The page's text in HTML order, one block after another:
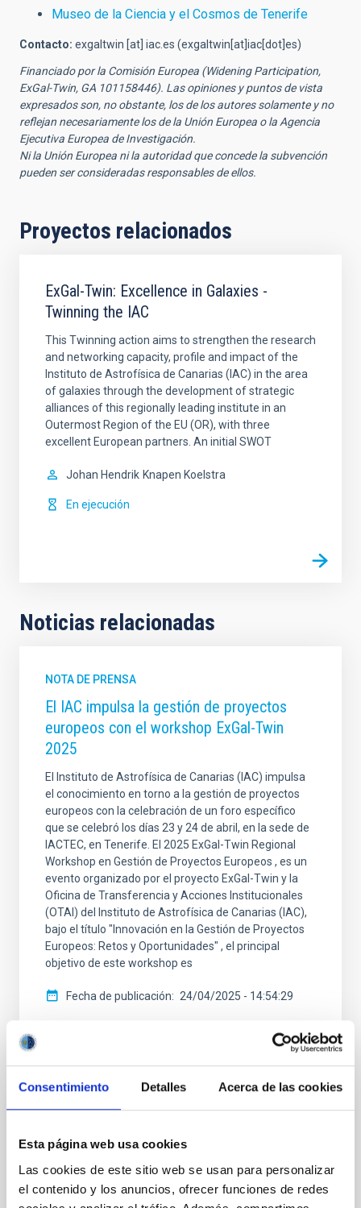
Consentimiento Detalles Acerca de las cookies
Esta página web usa cookies
Las cookies de este sitio web se usan para personalizar
el contenido y los anuncios, ofrecer funciones de redes
Museo de la Ciencia y el Cosmos de Tenerife
Contacto: exgaltwin [at] iac.es (exgaltwin[at]iac[dot]es)
Financiado por la Comisión Europea (Widening Participation,
ExGal-Twin, GA 101158446). Las opiniones y puntos de vista
expresados son, no obstante, los de los autores solamente y no
reflejan necesariamente los de la Unión Europea o la Agencia
Ejecutiva Europea de Investigación.
Ni la Unión Europea ni la autoridad que concede la subvención
pueden ser consideradas responsables de ellos.
Proyectos relacionados
ExGal-Twin: Excellence in Galaxies -
Twinning the IAC
This Twinning action aims to strengthen the research
and networking capacity, profile and impact of the
Instituto de Astrofísica de Canarias (IAC) in the area
of galaxies through the development of strategic
alliances of this regionally leading institute in an
Outermost Region of the EU (OR), with three
excellent European partners. An initial SWOT
Johan Hendrik Knapen Koelstra
En ejecución
Noticias relacionadas
NOTA DE PRENSA
El IAC impulsa la gestión de proyectos
europeos con el workshop ExGal-Twin
2025
El Instituto de Astrofísica de Canarias (IAC) impulsa
el conocimiento en torno a la gestión de proyectos
europeos con la celebración de un foro específico
que se celebró los días 23 y 24 de abril, en la sede de
IACTEC, en Tenerife. El 2025 ExGal-Twin Regional
Workshop en Gestión de Proyectos Europeos , es un
evento organizado por el proyecto ExGal-Twin y la
Oficina de Transferencia y Acciones Institucionales
(OTAI) del Instituto de Astrofísica de Canarias (IAC),
bajo el título "Innovación en la Gestión de Proyectos
Europeos: Retos y Oportunidades" , el principal
objetivo de este workshop es
Fecha de publicación 24/04/2025 - 14:54:29
El nobel John Mather explorará los
enigmas de la Física en el Museo de la
Ciencia y el Cosmos de Tenerife